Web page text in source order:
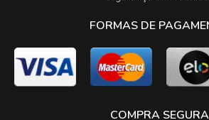
FORMAS DE
COMPRA SEGURA